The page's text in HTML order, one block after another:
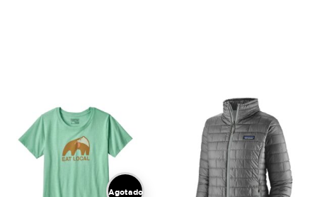
Agotado